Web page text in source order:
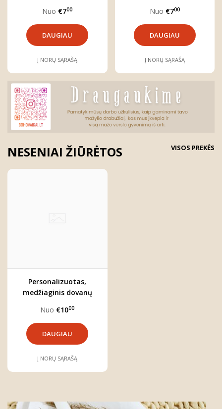
Nuo €700
DAUGIAU
Į NORŲ SĄRAŠĄ
Nuo €700
DAUGIAU
Į NORŲ SĄRAŠĄ
NESENIAI ŽIŪRĖTOS VISOS PREKĖS
Personalizuotas,
medžiaginis dovanų
Nuo €1000
DAUGIAU
Į NORŲ SĄRAŠĄ